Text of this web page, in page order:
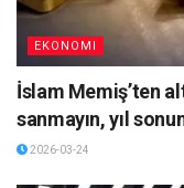
EKONOMI
İslam Memiş’ten
sanmayın, yıl
2026-03-24